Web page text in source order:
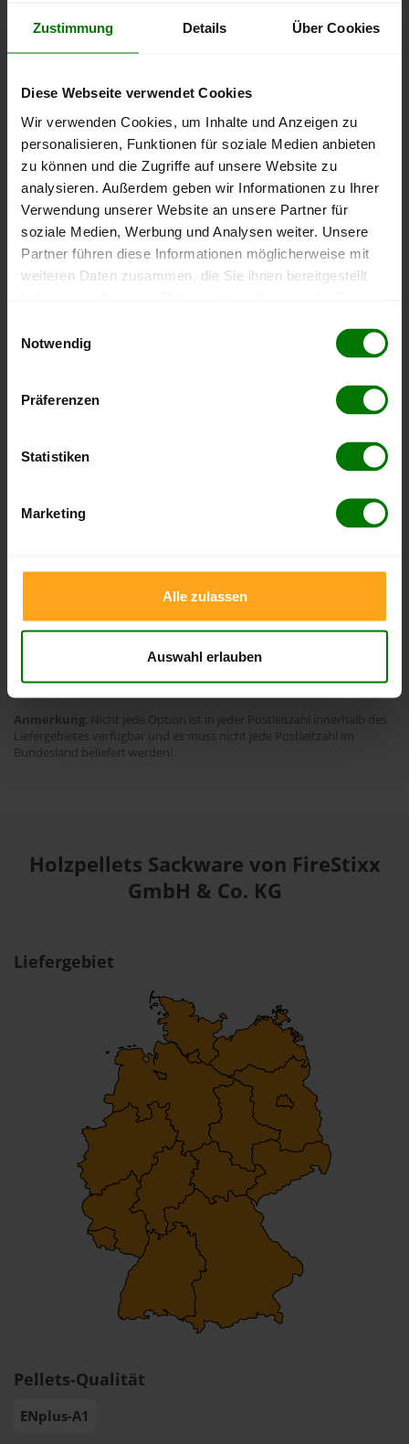
Zustimmung Details Über Cookies
Diese Webseite verwendet Cookies
Wir verwenden Cookies, um Inhalte und Anzeigen zu
personalisieren, Funktionen für soziale Medien anbieten
zu können und die Zugriffe auf unsere Website zu
analysieren. Außerdem geben wir Informationen zu Ihrer
Verwendung unserer Website an unsere Partner für
soziale Medien, Werbung und Analysen weiter. Unsere
Partner führen diese Informationen möglicherweise mit
weiteren Daten zusammen, die Sie ihnen bereitgestellt
Notwendig
Präferenzen
Statistiken
Marketing
Alle zulassen
Auswahl erlauben
Zahlungsarten
Rechnung
Extra-Optionen
Schlauchlänge
Anmerkung : Nicht jede Option ist in jeder Postleitzahl innerhalb des
Liefergebietes verfügbar und es muss nicht jede Postleitzahl im
Bundesland beliefert werden!
Holzpellets Sackware von FireStixx
GmbH & Co. KG
Liefergebiet
Pellets-Qualität
ENplus-A1